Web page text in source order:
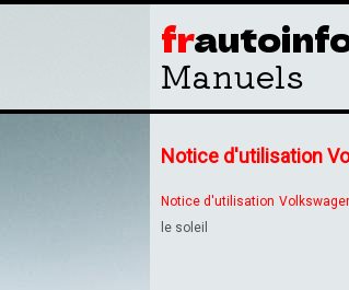
fr
Manuels
Notice d'utilisation
Notice d'utilisation
le soleil